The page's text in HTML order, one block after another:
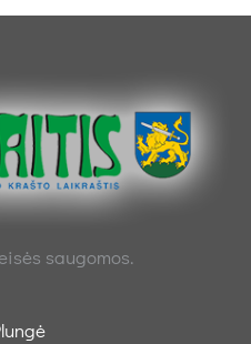
saugomos.